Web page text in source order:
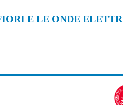
E LE ONDE